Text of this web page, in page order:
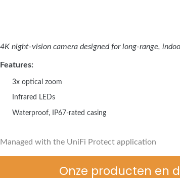
4K night-vision camera designed for long-range,
Features:
3x optical zoom
Infrared LEDs
Waterproof, IP67-rated casing
Managed with the UniFi Protect application
Onze producten en